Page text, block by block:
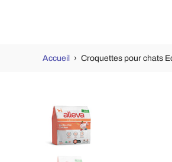
Accueil › Croquettes pour chats
Accéder
aux
informations